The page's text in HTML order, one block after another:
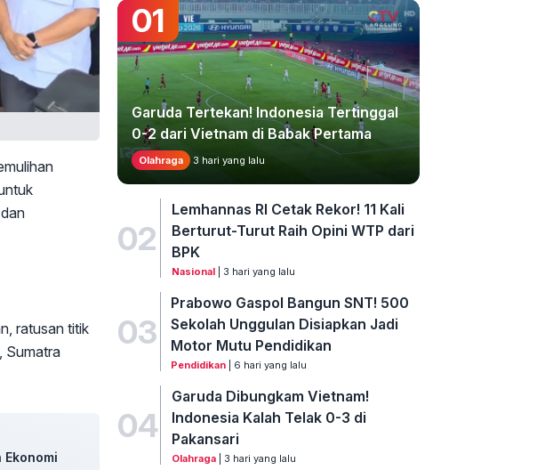
ratusan titik
Sumatra
01
Garuda Tertekan! Indonesia Tertinggal
0-2 dari Vietnam di Babak Pertama
Olahraga 3 hari yang lalu
02
Lemhannas RI Cetak Rekor! 11 Kali
Berturut-Turut Raih Opini WTP dari
BPK
Nasional| 3 hari yang lalu
03
Prabowo Gaspol Bangun SNT! 500
Sekolah Unggulan Disiapkan Jadi
Motor Mutu Pendidikan
Pendidikan | 6 hari yang lalu
04
Garuda Dibungkam Vietnam!
Indonesia Kalah Telak 0-3 di
Pakansari
Olahraga| 3 hari yang lalu